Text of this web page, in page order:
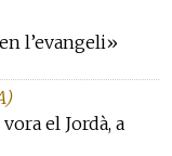
l’evangeli»
vora el Jordà, a